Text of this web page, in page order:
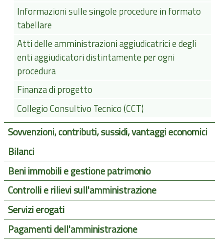
Informazioni sulle singole procedure in formato
tabellare
Atti delle amministrazioni aggiudicatrici e degli
enti aggiudicatori distintamente per ogni
procedura
Finanza di progetto
Collegio Consultivo Tecnico (CCT)
Sovvenzioni, contributi, sussidi, vantaggi economici
Bilanci
Beni immobili e gestione patrimonio
Controlli e rilievi sull'amministrazione
Servizi erogati
Pagamenti dell'amministrazione